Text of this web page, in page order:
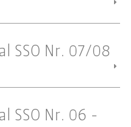
SSO Nr. 07/08
SSO Nr. 06 -